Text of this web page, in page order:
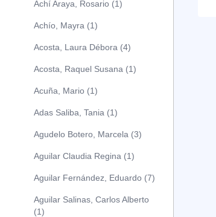
Achí Araya, Rosario (1)
Achío, Mayra (1)
Acosta, Laura Débora (4)
Acosta, Raquel Susana (1)
Acuña, Mario (1)
Adas Saliba, Tania (1)
Agudelo Botero, Marcela (3)
Aguilar Claudia Regina (1)
Aguilar Fernández, Eduardo (7)
Aguilar Salinas, Carlos Alberto
(1)